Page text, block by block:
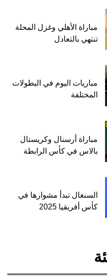
مباراة الأهلي وغزل المحلة
تنتهي بالتعادل
مباريات اليوم في البطولات
المختلفة
مباراة أرسنال وكريستال
بالاس في كأس الرابطة
السنغال تبدأ مشوارها في
كأس أفريقيا 2025